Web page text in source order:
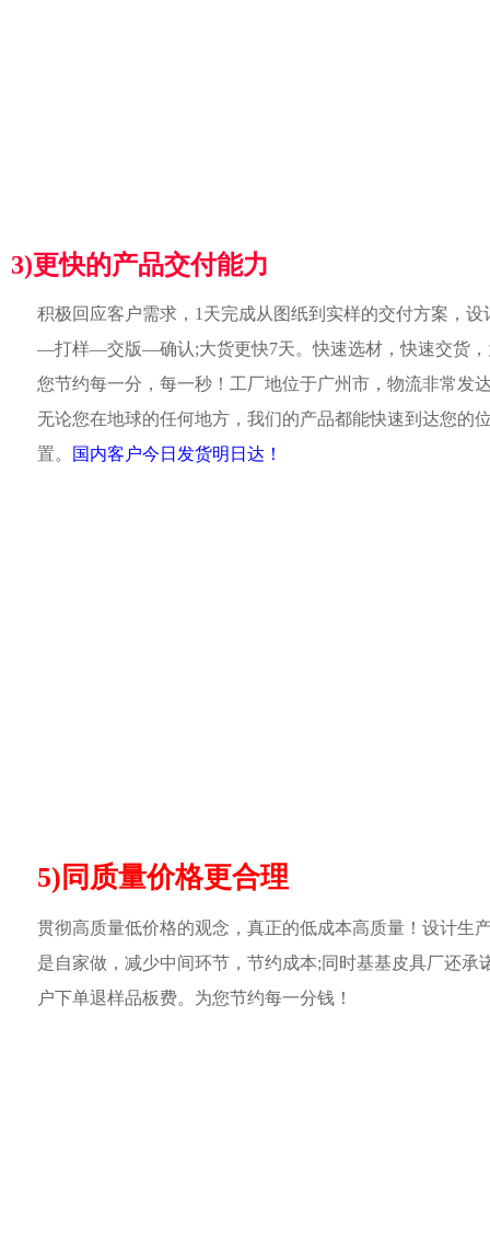
3)更快的产品交付能力
积极回应客户需求，1天完成从图纸到实样的交付方案，设
—打样—交版—确认;大货更快7天。快速选材，快速交货
您节约每一分，每一秒！工厂地位于广州市，物流非常发
无论您在地球的任何地方，我们的产品都能快速到达您的
置。
国内客户今日发货明日达！
5)同质量价格更合理
贯彻高质量低价格的观念，真正的低成本高质量！设计生
是自家做，减少中间环节，节约成本;同时基基皮具厂还承
户下单退样品板费。为您节约每一分钱！